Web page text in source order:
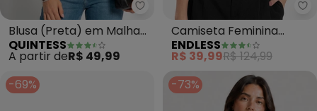
Quintess - Blusa (Preta) em
Blusa (Preta) em Malha
de Viscose
QUINTESS
A partir deR$ 49,99
Camiseta Feminina
(Preto)
ENDLESS
R$ 39,99R$ 124,99
-69%
-73%